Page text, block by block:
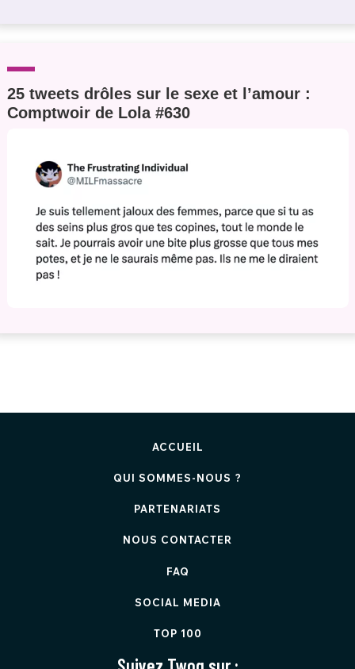
25 tweets drôles sur le sexe et l’amour :
Comptwoir de Lola #630
ACCUEIL
QUI SOMMES-NOUS ?
PARTENARIATS
NOUS CONTACTER
FAQ
SOCIAL MEDIA
TOP 100